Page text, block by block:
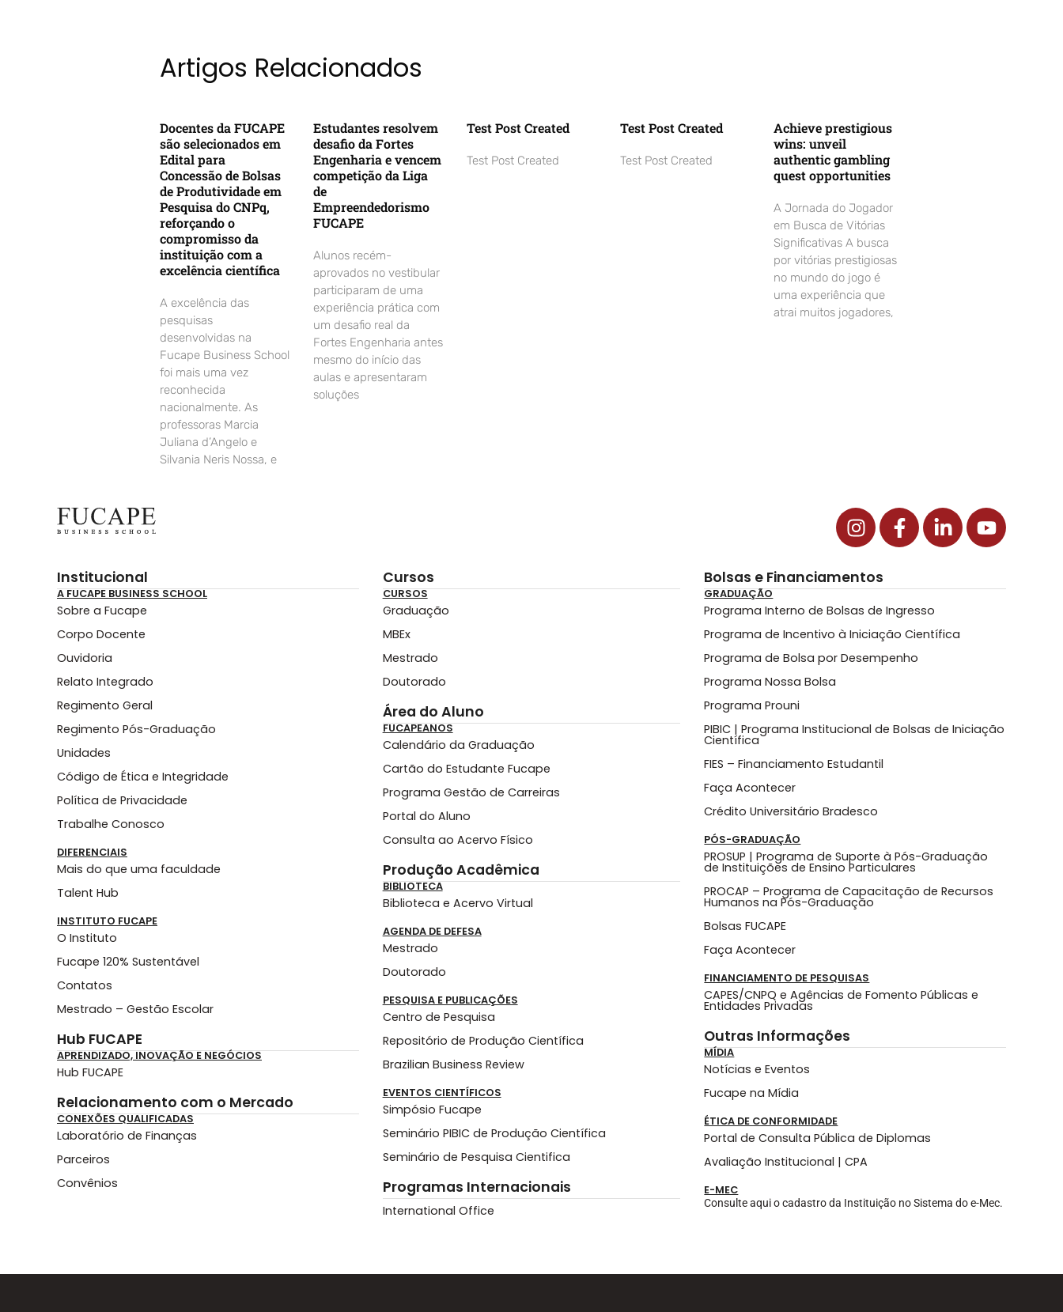
Artigos Relacionados
Docentes da FUCAPE
são selecionados em
Edital para
Concessão de Bolsas
de Produtividade em
Pesquisa do CNPq,
reforçando o
compromisso da
instituição com a
excelência científica
A excelência das
pesquisas
desenvolvidas na
Fucape Business School
foi mais uma vez
reconhecida
nacionalmente. As
professoras Marcia
Juliana d’Angelo e
Silvania Neris Nossa, e
Estudantes resolvem
desafio da Fortes
Engenharia e vencem
competição da Liga
de
Empreendedorismo
FUCAPE
Alunos recém-
aprovados no vestibular
participaram de uma
experiência prática com
um desafio real da
Fortes Engenharia antes
mesmo do início das
aulas e apresentaram
soluções
Test Post Created
Test Post Created
Test Post Created
Test Post Created
Achieve prestigious
wins: unveil
authentic gambling
quest opportunities
A Jornada do Jogador
em Busca de Vitórias
Significativas A busca
por vitórias prestigiosas
no mundo do jogo é
uma experiência que
atrai muitos jogadores,
Institucional
A FUCAPE BUSINESS SCHOOL
Sobre a Fucape
Corpo Docente
Ouvidoria
Relato Integrado
Regimento Geral
Regimento Pós-Graduação
Unidades
Código de Ética e Integridade
Política de Privacidade
Trabalhe Conosco
DIFERENCIAIS
Mais do que uma faculdade
Talent Hub
INSTITUTO FUCAPE
O Instituto
Fucape 120% Sustentável
Contatos
Mestrado – Gestão Escolar
Hub FUCAPE
APRENDIZADO, INOVAÇÃO E NEGÓCIOS
Hub FUCAPE
Relacionamento com o Mercado
CONEXÕES QUALIFICADAS
Laboratório de Finanças
Parceiros
Convênios
Cursos
CURSOS
Graduação
MBEx
Mestrado
Doutorado
Área do Aluno
FUCAPEANOS
Calendário da Graduação
Cartão do Estudante Fucape
Programa Gestão de Carreiras
Portal do Aluno
Consulta ao Acervo Físico
Produção Acadêmica
BIBLIOTECA
Biblioteca e Acervo Virtual
AGENDA DE DEFESA
Mestrado
Doutorado
PESQUISA E PUBLICAÇÕES
Centro de Pesquisa
Repositório de Produção Científica
Brazilian Business Review
EVENTOS CIENTÍFICOS
Simpósio Fucape
Seminário PIBIC de Produção Científica
Seminário de Pesquisa Cientifica
Programas Internacionais
International Office
Bolsas e Financiamentos
GRADUAÇÃO
Programa Interno de Bolsas de Ingresso
Programa de Incentivo à Iniciação Científica
Programa de Bolsa por Desempenho
Programa Nossa Bolsa
Programa Prouni
PIBIC | Programa Institucional de Bolsas de Iniciação
Científica
FIES – Financiamento Estudantil
Faça Acontecer
Crédito Universitário Bradesco
PÓS-GRADUAÇÃO
PROSUP | Programa de Suporte à Pós-Graduação
de Instituições de Ensino Particulares
PROCAP – Programa de Capacitação de Recursos
Humanos na Pós-Graduação
Bolsas FUCAPE
Faça Acontecer
FINANCIAMENTO DE PESQUISAS
CAPES/CNPQ e Agências de Fomento Públicas e
Entidades Privadas
Outras Informações
MÍDIA
Notícias e Eventos
Fucape na Mídia
ÉTICA DE CONFORMIDADE
Portal de Consulta Pública de Diplomas
Avaliação Institucional | CPA
E-MEC
Consulte aqui o cadastro da Instituição no Sistema do e-Mec.